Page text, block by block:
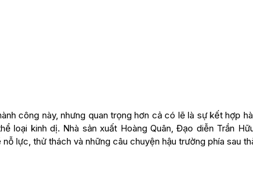
công này, nhưng quan trọng hơn cả có lẽ là sự kết hợp
loại kinh dị. Nhà sản xuất Hoàng Quân, Đạo diễn Trần
lực, thử thách và những câu chuyện hậu trường phía sau